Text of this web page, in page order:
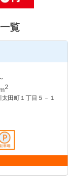
覧
m2
田町１丁目５－１